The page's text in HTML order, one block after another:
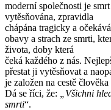
moderní společnosti je
vytěsňována, zpravidla
chápána tragicky a
obavy a strach ze smrti,
života, doby která
čeká každého z nás.
přestat ji vytěsňovat a
je založen na cestě
Dá se říci, že:
„Všichni
smrti“.